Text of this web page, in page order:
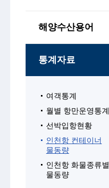
해양수산용어
통계자료
여객통계
월별 항만운영통계
선박입항현황
인천항 컨테이너
물동량
인천항 화물종류별
물동량